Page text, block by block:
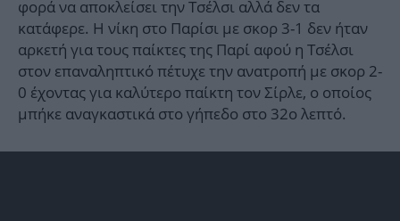
φορά να αποκλείσει την Τσέλσι αλλά δεν τα
κατάφερε. Η νίκη στο Παρίσι με σκορ 3-1 δεν ήταν
αρκετή για τους παίκτες της Παρί αφού η Τσέλσι
στον επαναληπτικό πέτυχε την ανατροπή με σκορ 2-
0 έχοντας για καλύτερο παίκτη τον Σίρλε, ο οποίος
μπήκε αναγκαστικά στο γήπεδο στο 32ο λεπτό.